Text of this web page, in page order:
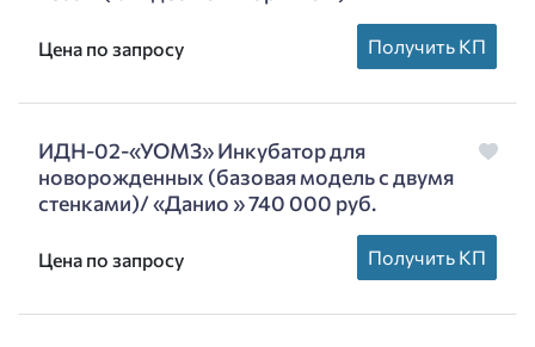
Цена по запросу Получить КП
ИДН-02-«УОМЗ» Инкубатор для
новорожденных (базовая модель с двумя
стенками)/ «Данио » 740 000 руб.
Цена по запросу Получить КП